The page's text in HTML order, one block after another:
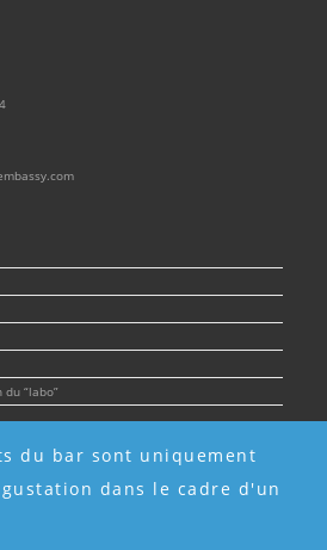
du bar sont uniquement
dans le cadre d'un
Opens
“labo”
- SPCKE - SIRET 908 216 955 00017 -